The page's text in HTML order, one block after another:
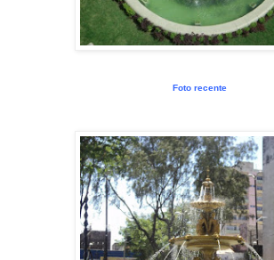
Foto recente